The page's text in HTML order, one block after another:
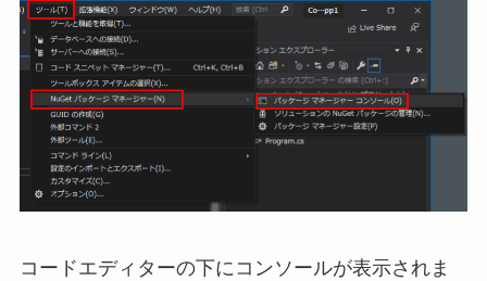
コードエディターの下にコンソールが表示されま